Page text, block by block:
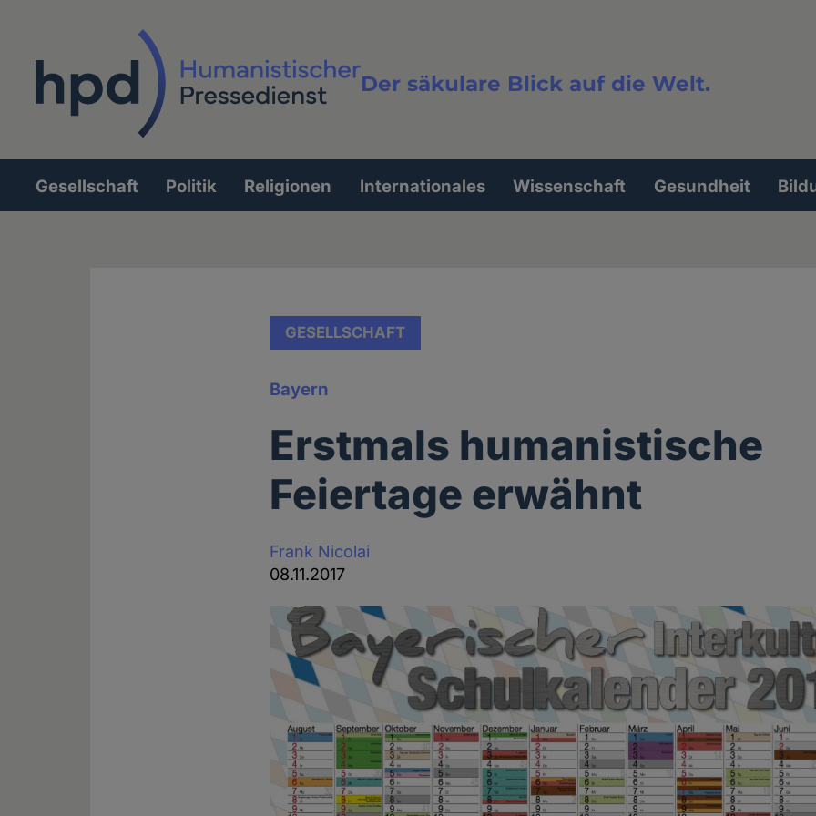
Der säkulare Blick auf die Welt.
Volltextsuche
Hauptnavigation
Gesellschaft Politik Religionen Internationales Wissenschaft Gesundheit
GESELLSCHAFT
Bayern
Erstmals humanistische
Feiertage erwähnt
Frank Nicolai
08.11.2017